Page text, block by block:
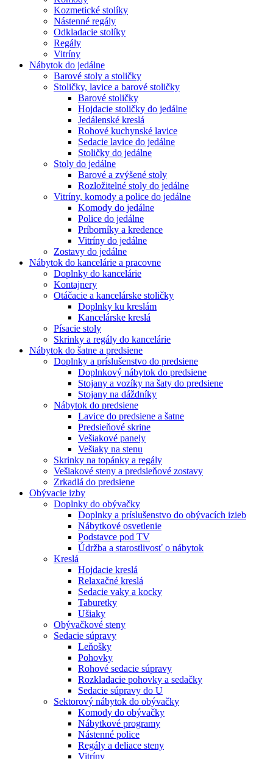
Kozmetické stolíky
Nástenné regály
Odkladacie stolíky
Regály
Vitríny
Nábytok do jedálne
Barové stoly a stoličky
Stoličky, lavice a barové stoličky
Barové stoličky
Hojdacie stoličky do jedálne
Jedálenské kreslá
Rohové kuchynské lavice
Sedacie lavice do jedálne
Stoličky do jedálne
Stoly do jedálne
Barové a zvýšené stoly
Rozložitelné stoly do jedálne
Vitríny, komody a police do jedálne
Komody do jedálne
Police do jedálne
Príborníky a kredence
Vitríny do jedálne
Zostavy do jedálne
Nábytok do kancelárie a pracovne
Doplnky do kancelárie
Kontajnery
Otáčacie a kancelárske stoličky
Doplnky ku kreslám
Kancelárske kreslá
Písacie stoly
Skrinky a regály do kancelárie
Nábytok do šatne a predsiene
Doplnky a príslušenstvo do predsiene
Doplnkový nábytok do predsiene
Stojany a vozíky na šaty do predsiene
Stojany na dáždníky
Nábytok do predsiene
Lavice do predsiene a šatne
Predsieňové skrine
Vešiakové panely
Vešiaky na stenu
Skrinky na topánky a regály
Vešiakové steny a predsieňové zostavy
Zrkadlá do predsiene
Obývacie izby
Doplnky do obývačky
Doplnky a príslušenstvo do obývacích izieb
Nábytkové osvetlenie
Podstavce pod TV
Údržba a starostlivosť o nábytok
Kreslá
Hojdacie kreslá
Relaxačné kreslá
Sedacie vaky a kocky
Taburetky
Ušiaky
Obývačkové steny
Sedacie súpravy
Leňošky
Pohovky
Rohové sedacie súpravy
Rozkladacie pohovky a sedačky
Sedacie súpravy do U
Sektorový nábytok do obývačky
Komody do obývačky
Nábytkové programy
Nástenné police
Regály a deliace steny
Vitríny